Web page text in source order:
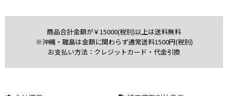
商品合計金額が￥15000(税別)以上は送料無料
※沖縄・離島は金額に関わらず通常送料1500円(税別)
お支払い方法：クレジットカード・代金引換